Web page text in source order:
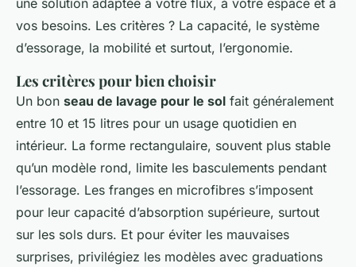
une solution adaptée à votre flux, à votre espace et à
vos besoins. Les critères ? La capacité, le système
d’essorage, la mobilité et surtout, l’ergonomie.
Les critères pour bien choisir
Un bon seau de lavage pour le sol fait généralement
entre 10 et 15 litres pour un usage quotidien en
intérieur. La forme rectangulaire, souvent plus stable
qu’un modèle rond, limite les basculements pendant
l’essorage. Les franges en microfibres s’imposent
pour leur capacité d’absorption supérieure, surtout
sur les sols durs. Et pour éviter les mauvaises
surprises, privilégiez les modèles avec graduations